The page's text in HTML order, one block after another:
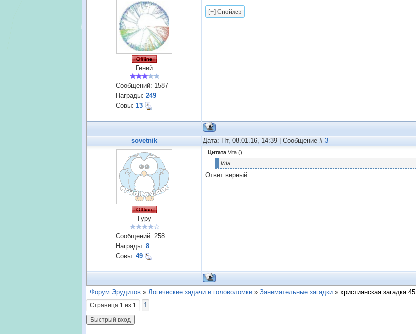
Гений
Сообщений: 1587
Награды: 249
Совы: 13
sovetnik Дата: Пт, 08.01.16, 14:39 | Сообщение # 3
Гуру
Сообщений: 258
Награды: 8
Совы: 49
Цитата Vita ()
Vita
Ответ верный.
Форум Эрудитов » Логические задачи и головоломки » Занимательные загадки » христианская загадка 45
Страница 1 из 1
1